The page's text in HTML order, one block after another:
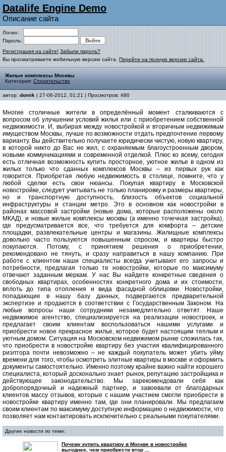
Datalife Engine Demo
Описание сайта
Логин:
Пароль:
Регистрация на сайте! Забыли пароль?
Вы просматриваете мобильную версию сайта. Перейти на полную версию сайта.
Жилые комплексы Москвы
Категория: Строительство
автор: domik | 27-06-2012, 01:21 | Просмотров: 480
Многие столичные жители в определённый момент сталкиваются с
вопросом об улучшении условий жилья или с приобретением собственной
недвижимости. И, выбирая между новостройкой и вторичным недвижимым
имуществом Москвы, лучше по возможности отдать предпочтение первому
варианту. Вы действительно получаете юридически чистую, новую квартиру,
в которой никто до Вас не жил, с охраняемым благоустроенным двором,
новыми коммуникациями и современной отделкой. Плюс ко всему, сегодня
есть отличная возможность купить просторное, уютное жилье в одном из
жилых только что сданных комплексов Москвы – из первых рук как
говорится. Приобретая любую недвижимость в столице, помните, что у
любой сделки есть свои нюансы. Покупая квартиру в Московской
новостройке, следует учитывать не только планировку и размеры квартиры,
но и транспортную доступность, близость объектов социальной
инфраструктуры и станции метро. Это в основном как новостройки в
районах массовой застройки (новые дома, которые расположены около
МКАД), и новые жилые комплексы москвы (а именно точечная застройка),
где предусматривается все, что требуется для комфорта – детские
площадки, развлекательные центры и магазины. Жилищные комплексы
довольно часто пользуются повышенным спросом, и квартиры быстро
покупаются. Потому, с принятием решения о приобретении,
рекомендовано не тянуть, и сразу направиться в нашу компанию. При
работе с клиентом наши специалисты всегда учитывают его запросы и
потребности, предлагая только те новостройки, которые по максимуму
отвечают заданным меркам. У нас Вы найдете конкретные сведения о
свободных квартирах, особенностях конкретного дома и их стоимости,
вплоть до типа отопления и вида фасадной облицовки. Новостройки,
попадающие в нашу базу данных, подвергаются предварительной
экспертизе и продаются в соответствии с Государственным Законом. На
любые вопросы наши сотрудники незамедлительно ответят. Наше
недвижимое агентство, специализируется на реализации новостроек, и
предлагает своим клиентам воспользоваться нашими услугами и
приобрести новое прекрасное жилье, которое будет настоящим теплым и
уютным домом. Ситуация на Московском недвижимом рынке сложилась так,
что приобрести в новостройке квартиру без участия квалифицированного
риэлтора почти невозможно – не каждый покупатель может убить уйму
времени для того, чтобы осмотреть элитные квартиры в москве и оформить
документы самостоятельно. Именно поэтому крайне важно найти хорошего
специалиста, который досконально знает рынок, репутацию застройщика и
действующее законодательство. Мы зарекомендовали себя как
добропорядочный и надежный партнер, и завоевали от благодарных
клиентов массу отзывов, которые с нашим участием смогли приобрести в
новостройке квартиру именно там, где они планировали. Мы предлагаем
своим клиентам по максимуму доступную информацию о недвижимости, что
позволяет нам контактировать исключительно с реальными покупателями.
Другие новости по теме:
Почему купить квартиру в Москве в новостройке
выгоднее, чем приобрести втор ...